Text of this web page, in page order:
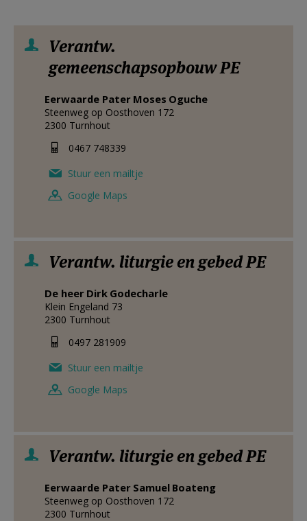
Verantw.
gemeenschapsopbouw PE
Eerwaarde Pater Moses Oguche
Steenweg op Oosthoven 172
2300 Turnhout
0467 748339
Stuur een mailtje
Google Maps
Verantw. liturgie en gebed PE
De heer Dirk Godecharle
Klein Engeland 73
2300 Turnhout
0497 281909
Stuur een mailtje
Google Maps
Verantw. liturgie en gebed PE
Eerwaarde Pater Samuel Boateng
Steenweg op Oosthoven 172
2300 Turnhout